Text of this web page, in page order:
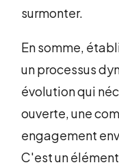
surmonter.
En somme,
un processus
évolution qui
ouverte, une
engagement
C'est un